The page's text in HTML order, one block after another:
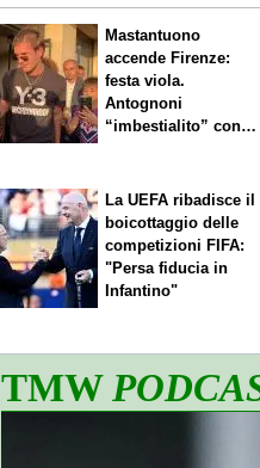
Mastantuono
accende Firenze:
festa viola.
Antognoni
“imbestialito” con
La UEFA ribadisce il
boicottaggio delle
competizioni FIFA:
"Persa fiducia in
Infantino"
TMW